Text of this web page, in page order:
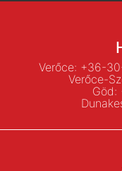
Verőce: +36-
Verőce-
Göd: